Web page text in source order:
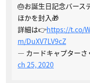
🎂お誕生日記念バース
ほかを封入🎁
詳細は👉https://t.co/
m/DuXV7LV9cZ
— カードキャプター
ch 25, 2020